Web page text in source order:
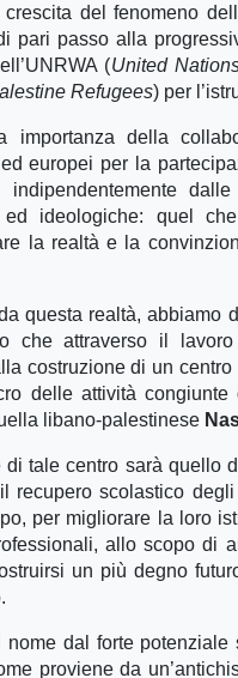
del fenomeno
pari passo alla
(United
Refugees) per
importanza della
europei per la
indipendentemente dalle
ed ideologiche: quel
la realtà e la
questa realtà, abbiamo
che attraverso il
costruzione di un centro
delle attività congiunte
libano-palestinese
di tale centro sarà quello
recupero scolastico degli
per migliorare la loro
allo scopo di
un più degno
nome dal forte potenziale
proviene da